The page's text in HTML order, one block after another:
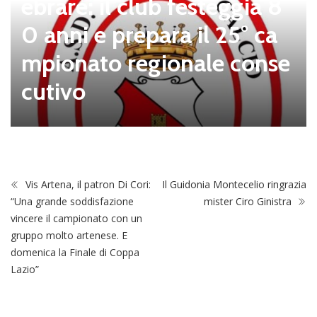
ebrare: il club festeggia 8
0 anni e prepara il 25° ca
mpionato regionale conse
cutivo
Vis Artena, il patron Di Cori:
“Una grande soddisfazione
vincere il campionato con un
gruppo molto artenese. E
domenica la Finale di Coppa
Lazio”
Il Guidonia Montecelio ringrazia
mister Ciro Ginistra